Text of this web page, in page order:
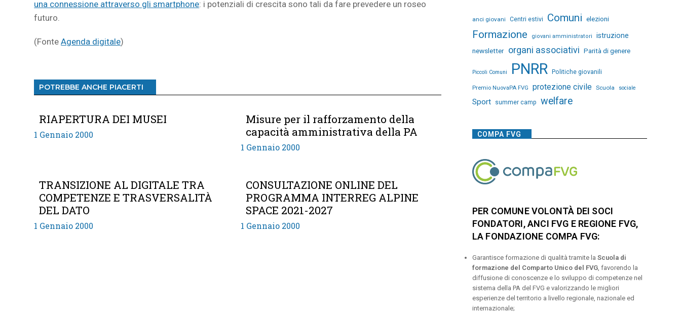
una connessione attraverso gli smartphone: i potenziali di crescita sono tali da fare prevedere un roseo
futuro.
(FonteAgenda digitale)
POTREBBE ANCHE PIACERTI
RIAPERTURA DEI MUSEI
1 Gennaio 2000
Misure per il rafforzamento della
capacità amministrativa della PA
1 Gennaio 2000
TRANSIZIONE AL DIGITALE TRA
COMPETENZE E TRASVERSALITÀ
DEL DATO
1 Gennaio 2000
CONSULTAZIONE ONLINE DEL
PROGRAMMA INTERREG ALPINE
SPACE 2021-2027
1 Gennaio 2000
anci giovani Centri estivi Comuni elezioni
Formazione giovani amministratori
istruzione
newsletter organi associativi Parità di genere
Piccoli Comuni PNRR Politiche giovanili
Premio NuovaPA FVG protezione civile Scuola sociale
Sport summer camp welfare
COMPA FVG
PER COMUNE VOLONTÀ DEI SOCI
FONDATORI, ANCI FVG E REGIONE FVG,
LA FONDAZIONE COMPA FVG:
Garantisce formazione di qualità tramite la Scuola di
formazione del Comparto Unico del FVG, favorendo la
diffusione di conoscenze e lo sviluppo di competenze nel
sistema della PA del FVG e valorizzando le migliori
esperienze del territorio a livello regionale, nazionale ed
internazionale;